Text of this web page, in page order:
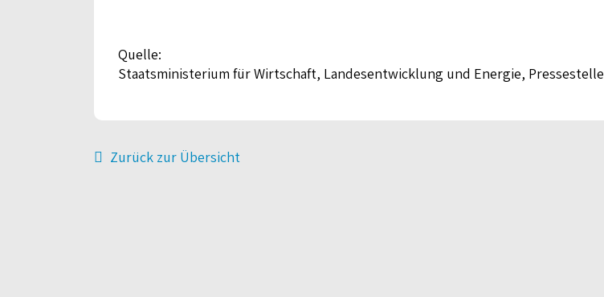
Quelle:
Staatsministerium für Wirtschaft, Landesentwicklung und Energie, Pressestelle
Zurück zur Übersicht